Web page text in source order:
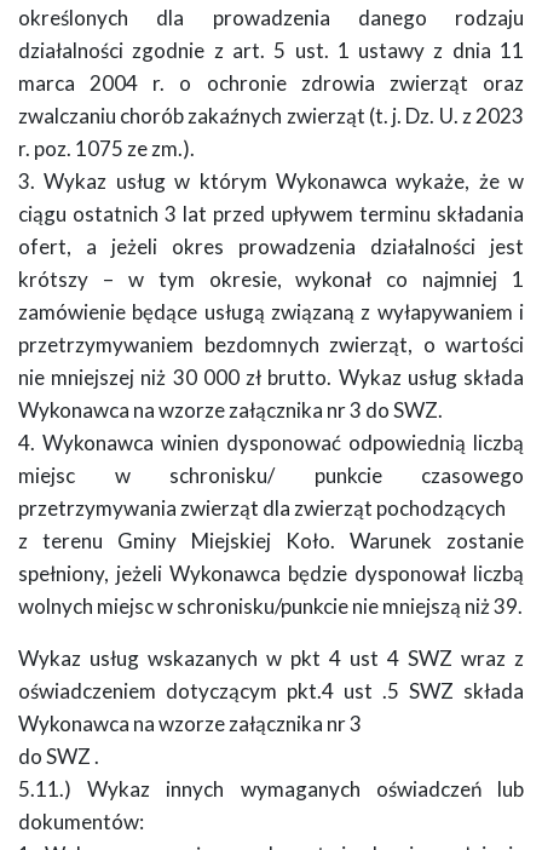
określonych dla prowadzenia danego rodzaju
działalności zgodnie z art. 5 ust. 1 ustawy z dnia 11
marca 2004 r. o ochronie zdrowia zwierząt oraz
zwalczaniu chorób zakaźnych zwierząt (t. j. Dz. U. z 2023
r. poz. 1075 ze zm.).
3. Wykaz usług w którym Wykonawca wykaże, że w
ciągu ostatnich 3 lat przed upływem terminu składania
ofert, a jeżeli okres prowadzenia działalności jest
krótszy – w tym okresie, wykonał co najmniej 1
zamówienie będące usługą związaną z wyłapywaniem i
przetrzymywaniem bezdomnych zwierząt, o wartości
nie mniejszej niż 30 000 zł brutto. Wykaz usług składa
Wykonawca na wzorze załącznika nr 3 do SWZ.
4. Wykonawca winien dysponować odpowiednią liczbą
miejsc w schronisku/ punkcie czasowego
przetrzymywania zwierząt dla zwierząt pochodzących
z terenu Gminy Miejskiej Koło. Warunek zostanie
spełniony, jeżeli Wykonawca będzie dysponował liczbą
wolnych miejsc w schronisku/punkcie nie mniejszą niż 39.
Wykaz usług wskazanych w pkt 4 ust 4 SWZ wraz z
oświadczeniem dotyczącym pkt.4 ust .5 SWZ składa
Wykonawca na wzorze załącznika nr 3
do SWZ .
5.11.) Wykaz innych wymaganych oświadczeń lub
dokumentów: